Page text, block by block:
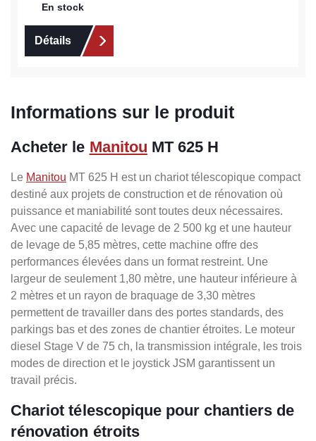
En stock
Détails
Informations sur le produit
Acheter le Manitou MT 625 H
Le Manitou MT 625 H est un chariot télescopique compact
destiné aux projets de construction et de rénovation où
puissance et maniabilité sont toutes deux nécessaires.
Avec une capacité de levage de 2 500 kg et une hauteur
de levage de 5,85 mètres, cette machine offre des
performances élevées dans un format restreint. Une
largeur de seulement 1,80 mètre, une hauteur inférieure à
2 mètres et un rayon de braquage de 3,30 mètres
permettent de travailler dans des portes standards, des
parkings bas et des zones de chantier étroites. Le moteur
diesel Stage V de 75 ch, la transmission intégrale, les trois
modes de direction et le joystick JSM garantissent un
travail précis.
Chariot télescopique pour chantiers de
rénovation étroits